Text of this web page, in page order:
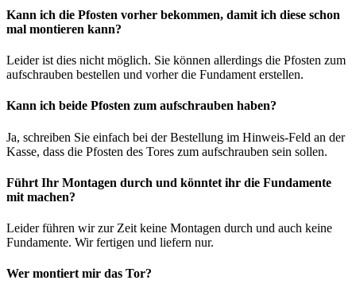
Kann ich die Pfosten vorher bekommen, damit ich diese schon
mal montieren kann?
Leider ist dies nicht möglich. Sie können allerdings die Pfosten zum
aufschrauben bestellen und vorher die Fundament erstellen.
Kann ich beide Pfosten zum aufschrauben haben?
Ja, schreiben Sie einfach bei der Bestellung im Hinweis-Feld an der
Kasse, dass die Pfosten des Tores zum aufschrauben sein sollen.
Führt Ihr Montagen durch und könntet ihr die Fundamente
mit machen?
Leider führen wir zur Zeit keine Montagen durch und auch keine
Fundamente. Wir fertigen und liefern nur.
Wer montiert mir das Tor?